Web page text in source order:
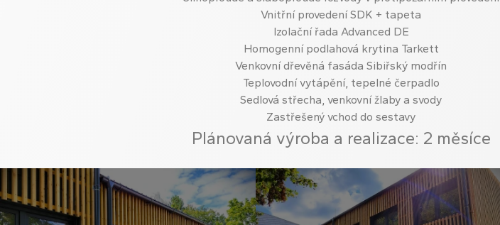
Vnitřní provedení SDK + tapeta
Izolační řada Advanced DE
Homogenní podlahová krytina Tarkett
Venkovní dřevěná fasáda Sibiřský modřín
Teplovodní vytápění, tepelné čerpadlo
Sedlová střecha, venkovní žlaby a svody
Zastřešený vchod do sestavy
Plánovaná výroba a realizace: 2 měsíce